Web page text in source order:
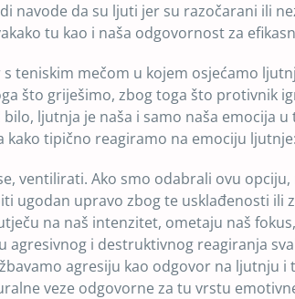
navode da su ljuti jer su razočarani ili
tu kao i naša odgovornost za
teniskim mečom u kojem osjećamo
što griješimo, zbog toga što protivnik
ljutnja je naša i samo naša emocija
kako tipično reagiramo na emociju ljutnje:
ventilirati. Ako smo odabrali ovu
ugodan upravo zbog te usklađenosti ili
na naš intenzitet, ometaju naš
agresivnog i destruktivnog reagiranja
agresiju kao odgovor na ljutnju
veze odgovorne za tu vrstu